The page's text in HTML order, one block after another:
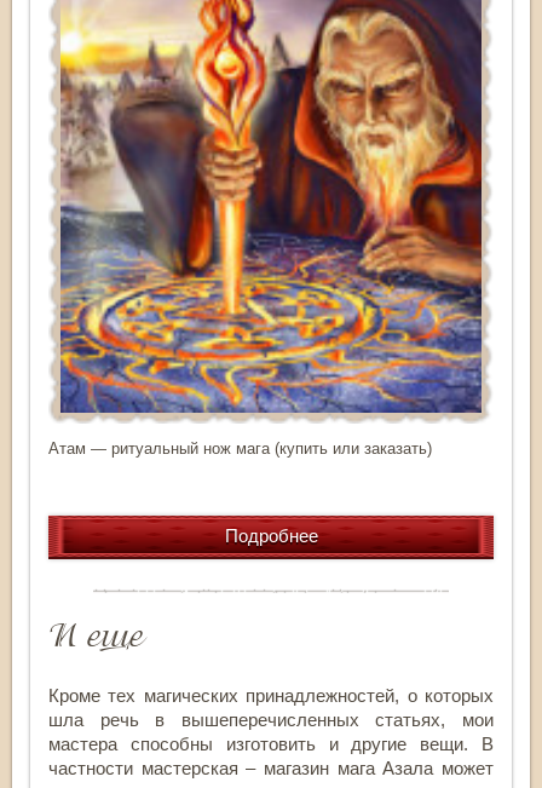
Атам — ритуальный нож мага (купить или заказать)
Подробнее
И еще
Кроме тех магических принадлежностей, о которых
шла речь в вышеперечисленных статьях, мои
мастера способны изготовить и другие вещи. В
частности мастерская – магазин мага Азала может